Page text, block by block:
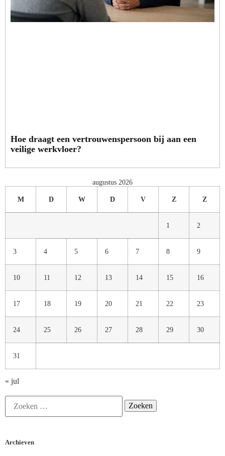
Hoe draagt een vertrouwenspersoon bij aan een
veilige werkvloer?
augustus 2026
M D W D V Z Z
1 2
3 4 5 6 7 8 9
10 11 12 13 14 15 16
17 18 19 20 21 22 23
24 25 26 27 28 29 30
31
« jul
Archieven